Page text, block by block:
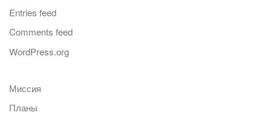
Entries feed
Comments feed
WordPress.org
Миссия
Планы